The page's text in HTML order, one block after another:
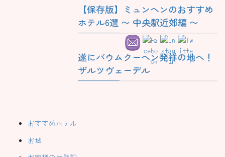
【保存版】ミュンヘンのおすすめ
ホテル6選 〜 中央駅近郊編 〜
遂にバウムクーヘン発祥の地へ！
ザルツヴェーデル
おすすめホテル
お城